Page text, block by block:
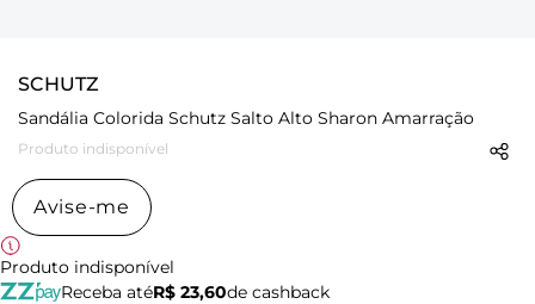
SCHUTZ
Sandália Colorida Schutz Salto Alto Sharon Amarração
Produto indisponível
Avise-me
Produto indisponível
Receba atéR$ 23,60de cashback